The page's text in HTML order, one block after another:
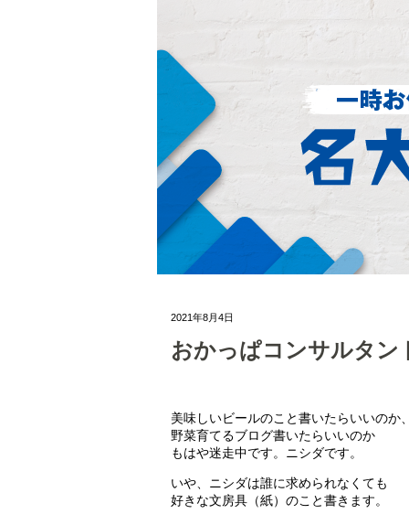
2021年8月4日
おかっぱコンサルタン
美味しいビールのこと書いたらいいのか、
野菜育てるブログ書いたらいいのか
もはや迷走中です。ニシダです。
いや、ニシダは誰に求められなくても
好きな文房具（紙）のこと書きます。